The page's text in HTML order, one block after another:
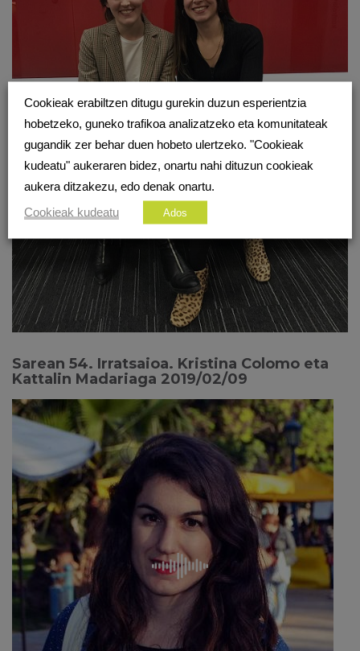
Sarean 54. Irratsaioa. Kristina Colomo eta
Kattalin Madariaga 2019/02/09
Cookieak erabiltzen ditugu gurekin duzun esperientzia
hobetzeko, guneko trafikoa analizatzeko eta komunitateak
gugandik zer behar duen hobeto ulertzeko. "Cookieak
kudeatu" aukeraren bidez, onartu nahi dituzun cookieak
aukera ditzakezu, edo denak onartu.
Cookieak kudeatu
Ados